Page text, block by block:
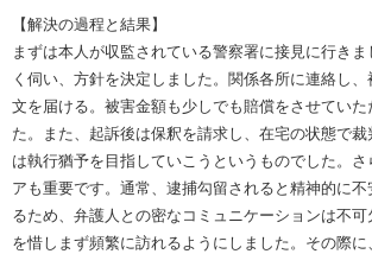
【解決の過程と結果】
まずは本人が収監されている警察署に接見に行きま
く伺い、方針を決定しました。関係各所に連絡し
文を届ける。被害金額も少しでも賠償をさせていた
た。また、起訴後は保釈を請求し、在宅の状態で
は執行猶予を目指していこうというものでした。
アも重要です。通常、逮捕勾留されると精神的に
るため、弁護人との密なコミュニケーションは不
を惜しまず頻繁に訪れるようにしました。その際